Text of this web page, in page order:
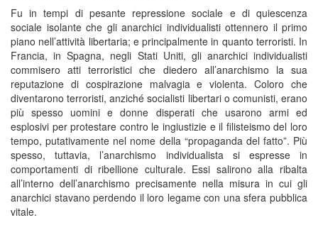
Fu in tempi di pesante repressione sociale e di quiescenza
sociale isolante che gli anarchici individualisti ottennero il primo
piano nell’attività libertaria; e principalmente in quanto terroristi. In
Francia, in Spagna, negli Stati Uniti, gli anarchici individualisti
commisero atti terroristici che diedero all’anarchismo la sua
reputazione di cospirazione malvagia e violenta. Coloro che
diventarono terroristi, anziché socialisti libertari o comunisti, erano
più spesso uomini e donne disperati che usarono armi ed
esplosivi per protestare contro le ingiustizie e il filisteismo del loro
tempo, putativamente nel nome della “propaganda del fatto”. Più
spesso, tuttavia, l’anarchismo individualista si espresse in
comportamenti di ribellione culturale. Essi salirono alla ribalta
all’interno dell’anarchismo precisamente nella misura in cui gli
anarchici stavano perdendo il loro legame con una sfera pubblica
vitale.